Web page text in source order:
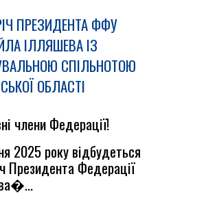
ПРЕЗИДЕНТА ФФУ
ІЛЛЯШЕВА ІЗ
СПІЛЬНОТОЮ
ОБЛАСТІ
члени Федерації!
2025 року відбудеться
Президента Федерації